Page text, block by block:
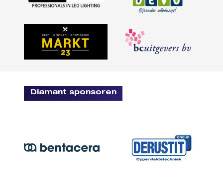
Diamant sponsoren